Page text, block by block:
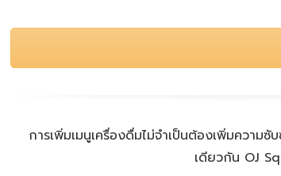
การเพิ่มเมนูเครื่องดื่มไม่จำเป็นต้องเพิ่มความ
เดียวกัน OJ